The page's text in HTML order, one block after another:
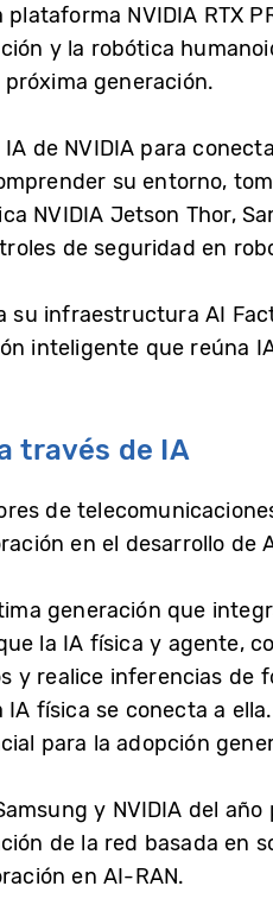
NVIDIA RTX
y la robótica
generación.
de NVIDIA para
su entorno,
NVIDIA Jetson Thor,
de seguridad en
infraestructura AI
inteligente que reúna
través de IA
de
en el desarrollo de
generación que
la IA física y agente,
y realice inferencias de
física se conecta a
para la adopción
y NVIDIA del
de la red basada en
en AI-RAN.